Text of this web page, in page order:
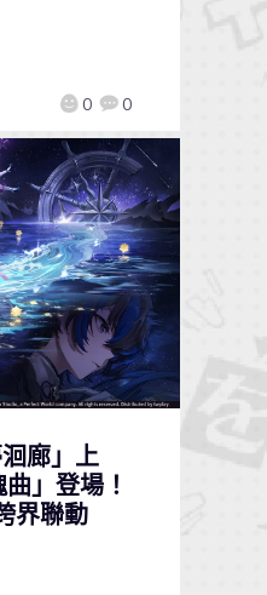
0 0
廊」上
」登場！
界聯動